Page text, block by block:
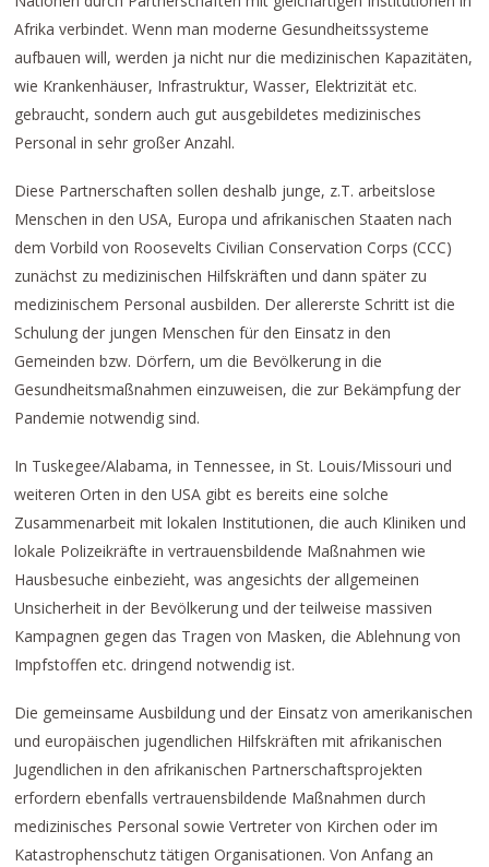
Afrika verbindet. Wenn man moderne Gesundheitssysteme
aufbauen will, werden ja nicht nur die medizinischen Kapazitäten,
wie Krankenhäuser, Infrastruktur, Wasser, Elektrizität etc.
gebraucht, sondern auch gut ausgebildetes medizinisches
Personal in sehr großer Anzahl.
Diese Partnerschaften sollen deshalb junge, z.T. arbeitslose
Menschen in den USA, Europa und afrikanischen Staaten nach
dem Vorbild von Roosevelts Civilian Conservation Corps (CCC)
zunächst zu medizinischen Hilfskräften und dann später zu
medizinischem Personal ausbilden. Der allererste Schritt ist die
Schulung der jungen Menschen für den Einsatz in den
Gemeinden bzw. Dörfern, um die Bevölkerung in die
Gesundheitsmaßnahmen einzuweisen, die zur Bekämpfung der
Pandemie notwendig sind.
In Tuskegee/Alabama, in Tennessee, in St. Louis/Missouri und
weiteren Orten in den USA gibt es bereits eine solche
Zusammenarbeit mit lokalen Institutionen, die auch Kliniken und
lokale Polizeikräfte in vertrauensbildende Maßnahmen wie
Hausbesuche einbezieht, was angesichts der allgemeinen
Unsicherheit in der Bevölkerung und der teilweise massiven
Kampagnen gegen das Tragen von Masken, die Ablehnung von
Impfstoffen etc. dringend notwendig ist.
Die gemeinsame Ausbildung und der Einsatz von amerikanischen
und europäischen jugendlichen Hilfskräften mit afrikanischen
Jugendlichen in den afrikanischen Partnerschaftsprojekten
erfordern ebenfalls vertrauensbildende Maßnahmen durch
medizinisches Personal sowie Vertreter von Kirchen oder im
Katastrophenschutz tätigen Organisationen. Von Anfang an